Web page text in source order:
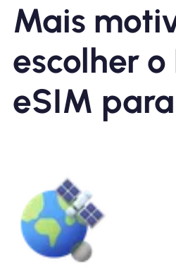
Mais
escolher
eSIM